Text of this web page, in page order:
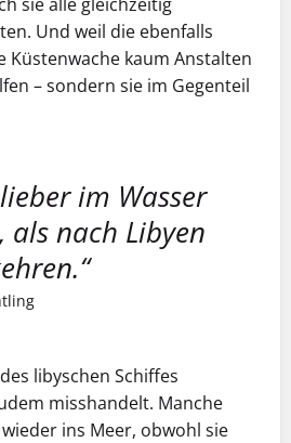
Und weil die ebenfalls
Küstenwache kaum Anstalten
– sondern sie im Gegenteil
im Wasser
als nach Libyen
libyschen Schiffes
misshandelt. Manche
ins Meer, obwohl sie